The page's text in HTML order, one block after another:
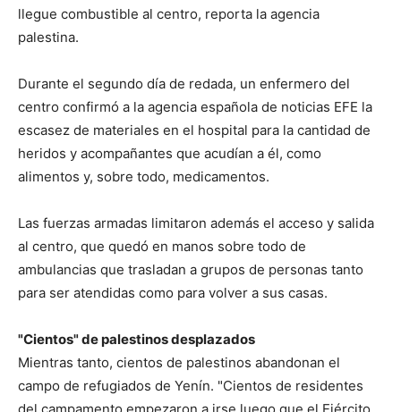
llegue combustible al centro, reporta la agencia
palestina.
Durante el segundo día de redada, un enfermero del
centro confirmó a la agencia española de noticias EFE la
escasez de materiales en el hospital para la cantidad de
heridos y acompañantes que acudían a él, como
alimentos y, sobre todo, medicamentos.
Las fuerzas armadas limitaron además el acceso y salida
al centro, que quedó en manos sobre todo de
ambulancias que trasladan a grupos de personas tanto
para ser atendidas como para volver a sus casas.
"Cientos" de palestinos desplazados
Mientras tanto, cientos de palestinos abandonan el
campo de refugiados de Yenín. "Cientos de residentes
del campamento empezaron a irse luego que el Ejército